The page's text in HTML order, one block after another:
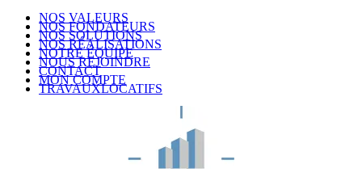
NOS VALEURS
NOS FONDATEURS
NOS SOLUTIONS
NOS RÉALISATIONS
NOTRE ÉQUIPE
NOUS REJOINDRE
CONTACT
MON COMPTE
TRAVAUXLOCATIFS